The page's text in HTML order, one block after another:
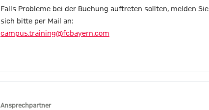
Falls Probleme bei der Buchung auftreten sollten, melden Sie
sich bitte per Mail an:
campus.training@fcbayern.com
Ansprechpartner